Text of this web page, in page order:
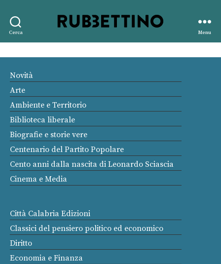
Cerca
editore
Menu
Novità
Arte
Ambiente e Territorio
Biblioteca liberale
Biografie e storie vere
Centenario del Partito Popolare
Cento anni dalla nascita di Leonardo Sciascia
Cinema e Media
Città Calabria Edizioni
Classici del pensiero politico ed economico
Diritto
Economia e Finanza